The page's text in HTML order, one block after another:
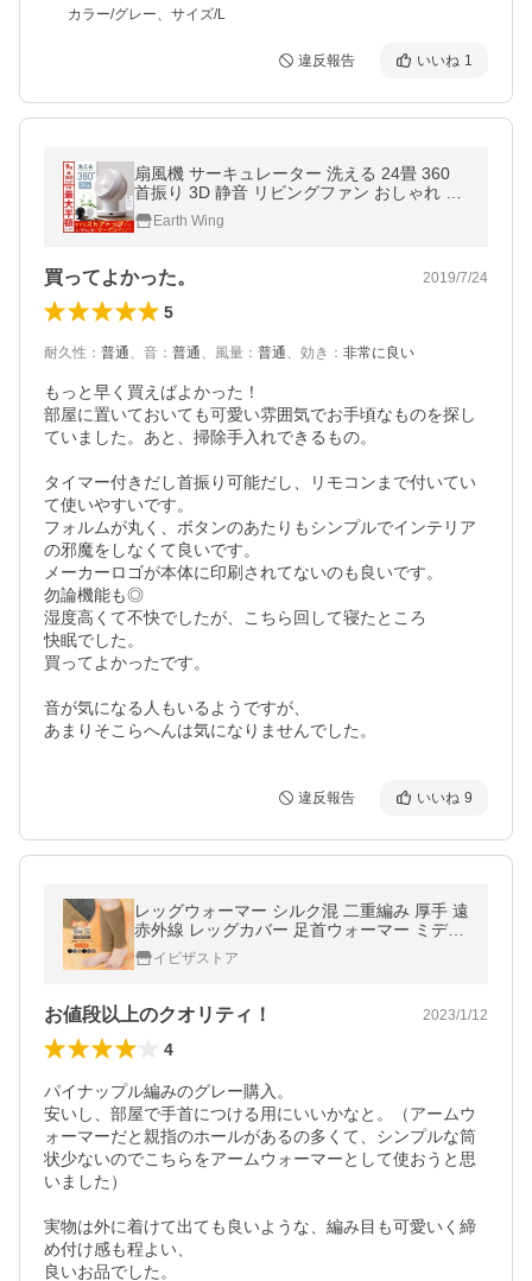
カラー/グレー、サイズ/L
違反報告 いいね 1
扇風機 サーキュレーター 洗える 24畳 360
首振り 3D 静音 リビングファン おしゃれ 首
振り タイマー 節電 省エネ 熱中症対策 衣類
乾燥 2026
Earth Wing
買ってよかった。 2019/7/24
5
耐久性 ： 普通、 音 ： 普通、 風量 ： 普通、 効き ： 非常に良い
もっと早く買えばよかった！
部屋に置いておいても可愛い雰囲気でお手頃なものを探し
ていました。あと、掃除手入れできるもの。
タイマー付きだし首振り可能だし、リモコンまで付いてい
て使いやすいです。
フォルムが丸く、ボタンのあたりもシンプルでインテリア
の邪魔をしなくて良いです。
メーカーロゴが本体に印刷されてないのも良いです。
勿論機能も◎
湿度高くて不快でしたが、こちら回して寝たところ
快眠でした。
買ってよかったです。
音が気になる人もいるようですが、
あまりそこらへんは気になりませんでした。
違反報告 いいね 9
レッグウォーマー シルク混 二重編み 厚手 遠
赤外線 レッグカバー 足首ウォーマー ミディ
アム丈 あたたかい レディース シルク 保温
冷え取り *1 *y3-3t
イビザストア
お値段以上のクオリティ！ 2023/1/12
4
パイナップル編みのグレー購入。
安いし、部屋で手首につける用にいいかなと。（アームウ
ォーマーだと親指のホールがあるの多くて、シンプルな筒
状少ないのでこちらをアームウォーマーとして使おうと思
いました）
実物は外に着けて出ても良いような、編み目も可愛いく締
め付け感も程よい、
良いお品でした。